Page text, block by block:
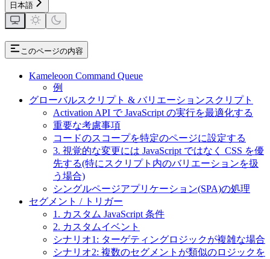
日本語
このページの内容
Kameleoon Command Queue
例
グローバルスクリプト & バリエーションスクリプト
Activation API で JavaScript の実行を最適化する
重要な考慮事項
コードのスコープを特定のページに設定する
3. 視覚的な変更には JavaScript ではなく CSS を優
先する(特にスクリプト内のバリエーションを扱
う場合)
シングルページアプリケーション(SPA)の処理
セグメント / トリガー
1. カスタム JavaScript 条件
2. カスタムイベント
シナリオ1: ターゲティングロジックが複雑な場合
シナリオ2: 複数のセグメントが類似のロジックを